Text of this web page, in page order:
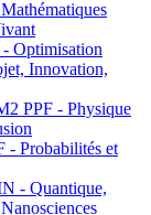
Optimisation
Innovation,
PPF - Physique
Probabilités et
- Quantique,